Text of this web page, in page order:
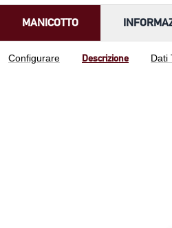
MANICOTTO
Configurare Descrizione Dati